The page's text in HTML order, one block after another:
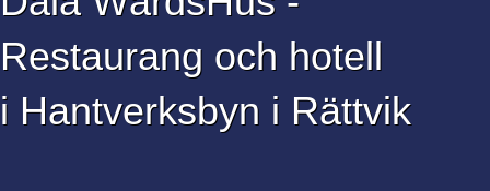
Restaurang och hotell
i Hantverksbyn i Rättvik